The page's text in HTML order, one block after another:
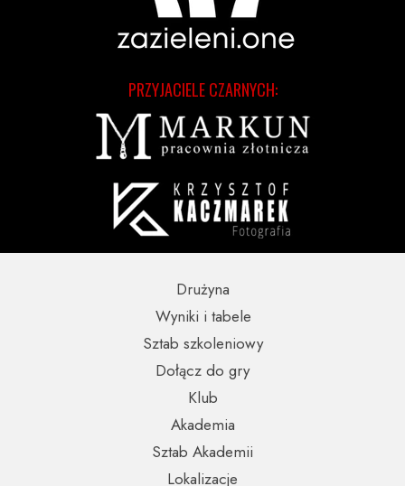
PRZYJACIELE CZARNYCH:
Wyniki i tabele
Lokalizacje
Sztab szkoleniowy
Sztab Akademii
Dołącz do gry
Drużyna
Akademia
Klub